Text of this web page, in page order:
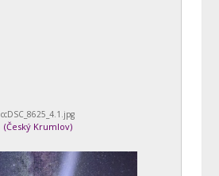
ccDSC_8625_4.1.jpg
(Český Krumlov)